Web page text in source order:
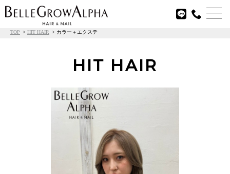

TOP HIT HAIR カラー＋エクステ
HIT HAIR